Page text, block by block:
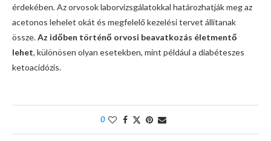
érdekében. Az orvosok laborvizsgálatokkal határozhatják meg az
acetonos lehelet okát és megfelelő kezelési tervet állítanak
össze.Az időben történő orvosi beavatkozás életmentő
lehet, különösen olyan esetekben, mint például a diabéteszes
ketoacidózis.
0